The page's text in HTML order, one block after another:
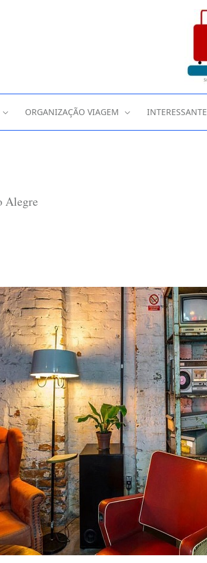
ORGANIZAÇÃO VIAGEM INTERESSANTE
Alegre